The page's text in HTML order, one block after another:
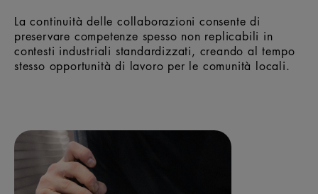
La continuità delle collaborazioni consente di
preservare competenze spesso non replicabili in
contesti industriali standardizzati, creando al tempo
stesso opportunità di lavoro per le comunità locali.